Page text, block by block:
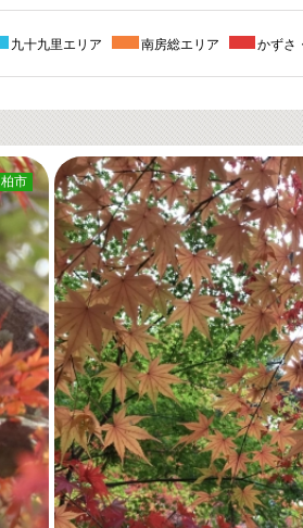
九十九里エリア 南房総エリア かずさ
柏市